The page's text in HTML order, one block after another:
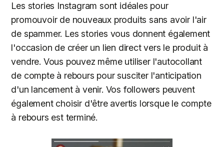
Les stories Instagram sont idéales pour
promouvoir de nouveaux produits sans avoir l'air
de spammer. Les stories vous donnent également
l'occasion de créer un lien direct vers le produit à
vendre. Vous pouvez même utiliser l'autocollant
de compte à rebours pour susciter l'anticipation
d'un lancement à venir. Vos followers peuvent
également choisir d'être avertis lorsque le compte
à rebours est terminé.